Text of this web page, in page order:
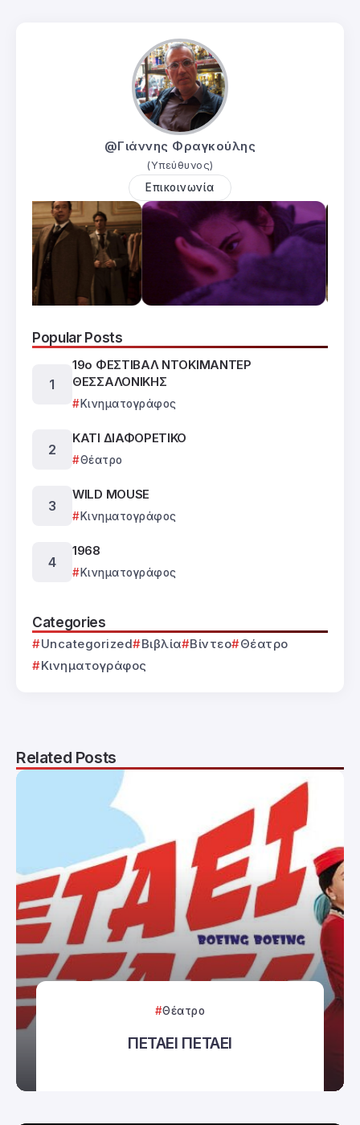
@Γιάννης Φραγκούλης
(Υπεύθυνος)
Επικοινωνία
Popular Posts
19ο ΦΕΣΤΙΒΑΛ ΝΤΟΚΙΜΑΝΤΕΡ
ΘΕΣΣΑΛΟΝΙΚΗΣ
Κινηματογράφος
ΚΑΤΙ ΔΙΑΦΟΡΕΤΙΚΟ
Θέατρο
WILD MOUSE
Κινηματογράφος
1968
Κινηματογράφος
Categories
Uncategorized Βιβλία Βίντεο
Θέατρο
Κινηματογράφος
Related Posts
Θέατρο
ΠΕΤΑΕΙ ΠΕΤΑΕΙ